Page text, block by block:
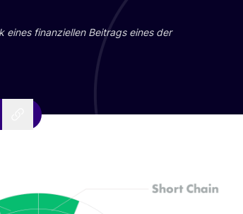
eines finan­zi­el­len Bei­trags eines der